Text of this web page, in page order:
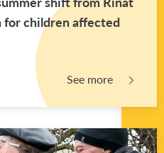
chil­dren af­fected
See more